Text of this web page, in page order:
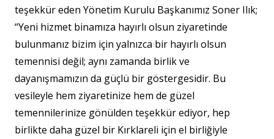
teşekkür eden Yönetim Kurulu Başkanımız Soner Ilık;
“Yeni hizmet binamıza hayırlı olsun ziyaretinde
bulunmanız bizim için yalnızca bir hayırlı olsun
temennisi değil; aynı zamanda birlik ve
dayanışmamızın da güçlü bir göstergesidir. Bu
vesileyle hem ziyaretinize hem de güzel
temennilerinize gönülden teşekkür ediyor, hep
birlikte daha güzel bir Kırklareli için el birliğiyle